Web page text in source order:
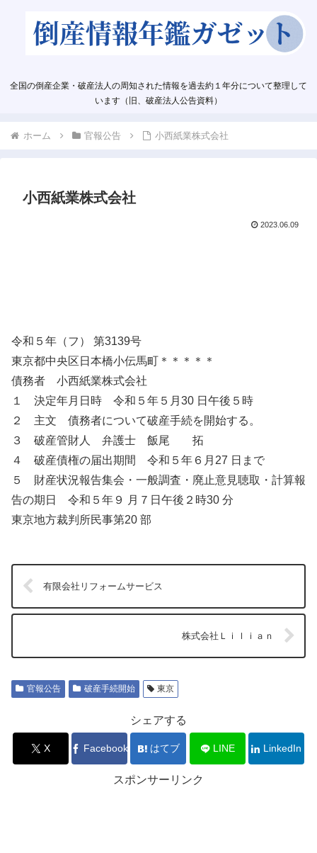
全国の倒産企業・破産法人の周知された情報を過去約１年分について整理して
います（旧、破産法人公告資料）
ホーム 官報公告 小西紙業株式会社
小西紙業株式会社
2023.06.09
令和５年（フ） 第3139号
東京都中央区日本橋小伝馬町＊＊＊＊＊
債務者 小西紙業株式会社
１ 決定年月日時 令和５年５月30 日午後５時
２ 主文 債務者について破産手続を開始する。
３ 破産管財人 弁護士 飯尾 拓
４ 破産債権の届出期間 令和５年６月27 日まで
５ 財産状況報告集会・一般調査・廃止意見聴取・計算報
告の期日 令和５年９ 月７日午後２時30 分
東京地方裁判所民事第20 部
有限会社リフォームサービス
株式会社Ｌｉｌｉａｎ
官報公告 破産手続開始 東京
シェアする
X Facebook はてブ LINE LinkedIn
スポンサーリンク